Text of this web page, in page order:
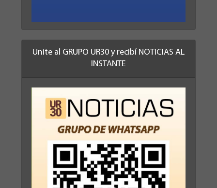
Unite al GRUPO UR30 y recibí NOTICIAS AL
INSTANTE